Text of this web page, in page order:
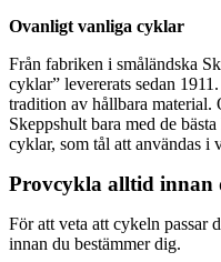
Ovanligt vanliga cyklar
Från fabriken i småländska
cyklar” levererats sedan
tradition av hållbara material.
Skeppshult bara med de
cyklar, som tål att användas i
Provcykla alltid innan
För att veta att cykeln passar
innan du bestämmer dig.